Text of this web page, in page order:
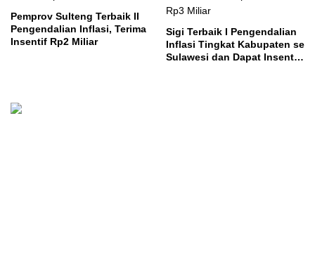
Pemprov Sulteng Terbaik II
Pengendalian Inflasi, Terima
Insentif Rp2 Miliar
Sigi Terbaik I Pengendalian
Inflasi Tingkat Kabupaten se
Sulawesi dan Dapat Insentif